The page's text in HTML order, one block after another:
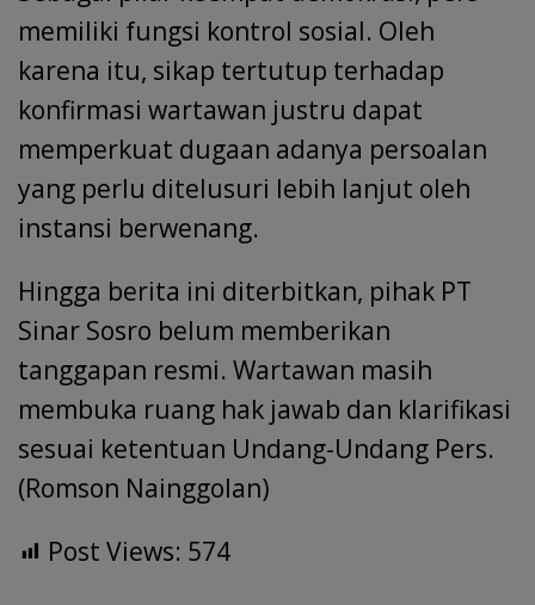
memiliki fungsi kontrol sosial. Oleh
karena itu, sikap tertutup terhadap
konfirmasi wartawan justru dapat
memperkuat dugaan adanya persoalan
yang perlu ditelusuri lebih lanjut oleh
instansi berwenang.
Hingga berita ini diterbitkan, pihak PT
Sinar Sosro belum memberikan
tanggapan resmi. Wartawan masih
membuka ruang hak jawab dan klarifikasi
sesuai ketentuan Undang-Undang Pers.
(Romson Nainggolan)
Post Views: 574